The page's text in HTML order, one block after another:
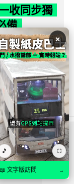
收同步獨
備
一收」分軌錄
本文經實測其...
×
🎵 ⛶
📖 文字版訪問 →